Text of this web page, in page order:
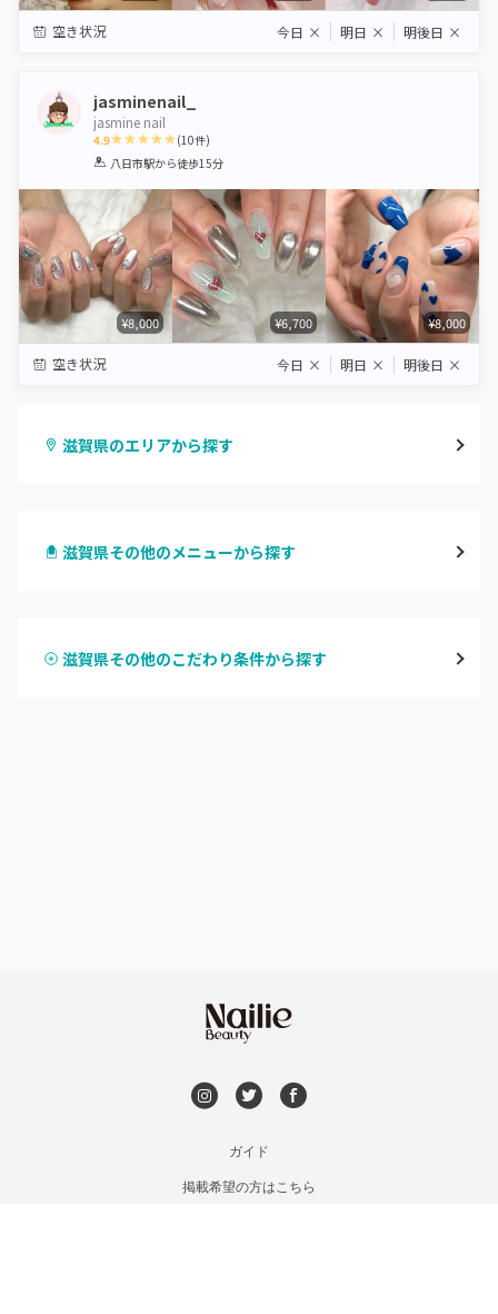
空き状況 今日 × 明日 × 明後日 ×
jasminenail_
jasmine nail
4.9
1 2 3 4 5
(10件)
八日市駅から徒歩15分
¥8,000 ¥6,700 ¥8,000
空き状況 今日 × 明日 × 明後日 ×
滋賀県のエリアから探す
甲賀・湖南・栗東
滋賀県その他のメニューから探す
ハンドスカルプ
滋賀県その他のこだわり条件から探す
ガイド
掲載希望の方はこちら